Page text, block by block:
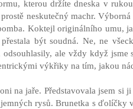
kterou držíte dneska v
neskutečný machr.
Koktejl originálního umu,
být soudná. Ne, ne
odsouhlasily, ale vždy když
výkřiky na tím, jakou
na jaře. Představovala jsem si
rysů. Brunetka s ďolíčky